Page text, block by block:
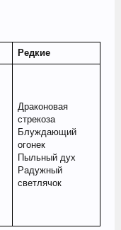
Редкие
Драконовая
стрекоза
Блуждающий
огонек
Пыльный дух
Радужный
светлячок